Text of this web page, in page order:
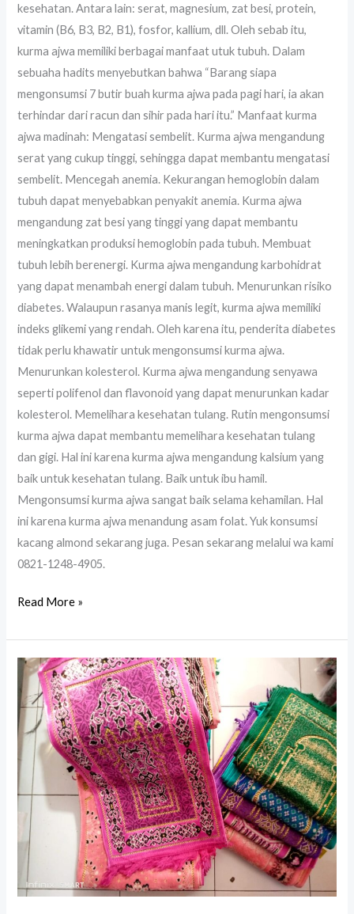
kesehatan. Antara lain: serat, magnesium, zat besi, protein,
vitamin (B6, B3, B2, B1), fosfor, kallium, dll. Oleh sebab itu,
kurma ajwa memiliki berbagai manfaat utuk tubuh. Dalam
sebuaha hadits menyebutkan bahwa “Barang siapa
mengonsumsi 7 butir buah kurma ajwa pada pagi hari, ia akan
terhindar dari racun dan sihir pada hari itu.” Manfaat kurma
ajwa madinah: Mengatasi sembelit. Kurma ajwa mengandung
serat yang cukup tinggi, sehingga dapat membantu mengatasi
sembelit. Mencegah anemia. Kekurangan hemoglobin dalam
tubuh dapat menyebabkan penyakit anemia. Kurma ajwa
mengandung zat besi yang tinggi yang dapat membantu
meningkatkan produksi hemoglobin pada tubuh. Membuat
tubuh lebih berenergi. Kurma ajwa mengandung karbohidrat
yang dapat menambah energi dalam tubuh. Menurunkan risiko
diabetes. Walaupun rasanya manis legit, kurma ajwa memiliki
indeks glikemi yang rendah. Oleh karena itu, penderita diabetes
tidak perlu khawatir untuk mengonsumsi kurma ajwa.
Menurunkan kolesterol. Kurma ajwa mengandung senyawa
seperti polifenol dan flavonoid yang dapat menurunkan kadar
kolesterol. Memelihara kesehatan tulang. Rutin mengonsumsi
kurma ajwa dapat membantu memelihara kesehatan tulang
dan gigi. Hal ini karena kurma ajwa mengandung kalsium yang
baik untuk kesehatan tulang. Baik untuk ibu hamil.
Mengonsumsi kurma ajwa sangat baik selama kehamilan. Hal
ini karena kurma ajwa menandung asam folat. Yuk konsumsi
kacang almond sekarang juga. Pesan sekarang melalui wa kami
0821-1248-4905.
Read More »
Sajadah
Oleh
Oleh
Haji
yang
Bermanfaat